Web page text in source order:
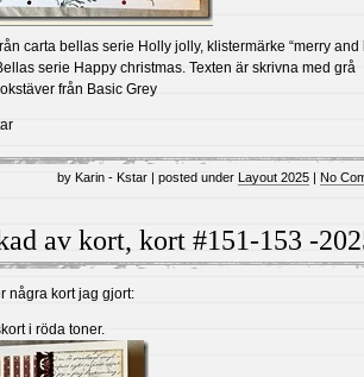
carta bellas serie Holly jolly, klistermärke “merry and
serie Happy christmas. Texten är skrivna med grå
från Basic Grey
by Karin - Kstar | posted under Layout 2025 | No
av kort, kort #151-153 -
några kort jag gjort:
i röda toner.